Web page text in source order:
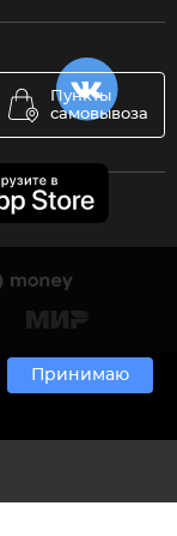
Пункты
самовывоза
Принимаю